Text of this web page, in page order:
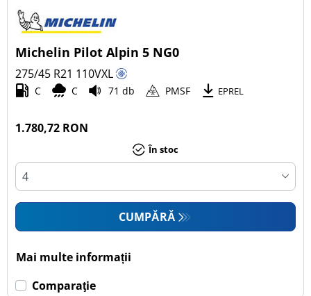
Michelin Pilot Alpin 5 NG0
275/45 R21 110VXL
C C 71 db PMSF EPREL
1.780,72 RON
În stoc
CUMPĂRĂ
Mai multe informații
Comparaţie